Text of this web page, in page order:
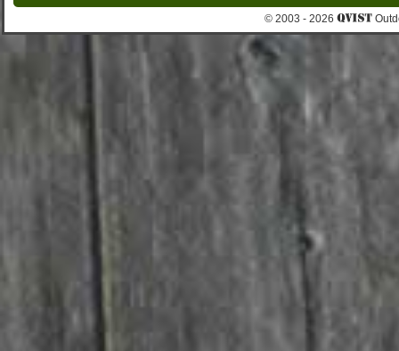
© 2003 - 2026